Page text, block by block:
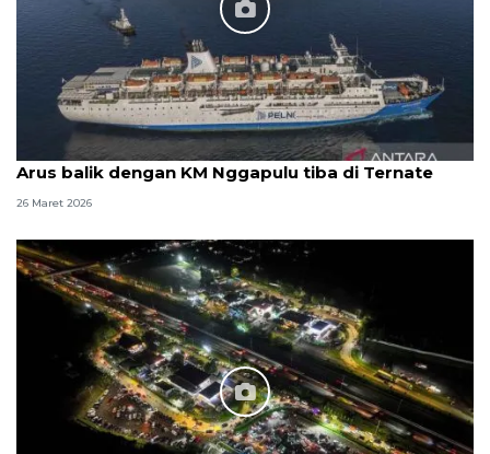
Arus balik dengan KM Nggapulu tiba di Ternate
26 Maret 2026